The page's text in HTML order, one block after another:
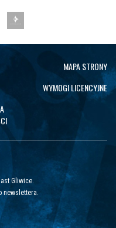
MAPA STRONY
WYMOGI LICENCYJNE
Gliwice.
newslettera.